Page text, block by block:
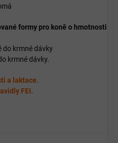
formy pro koně o hmotnosti
do krmné dávky
krmné dávky.
a laktace.
FEI.